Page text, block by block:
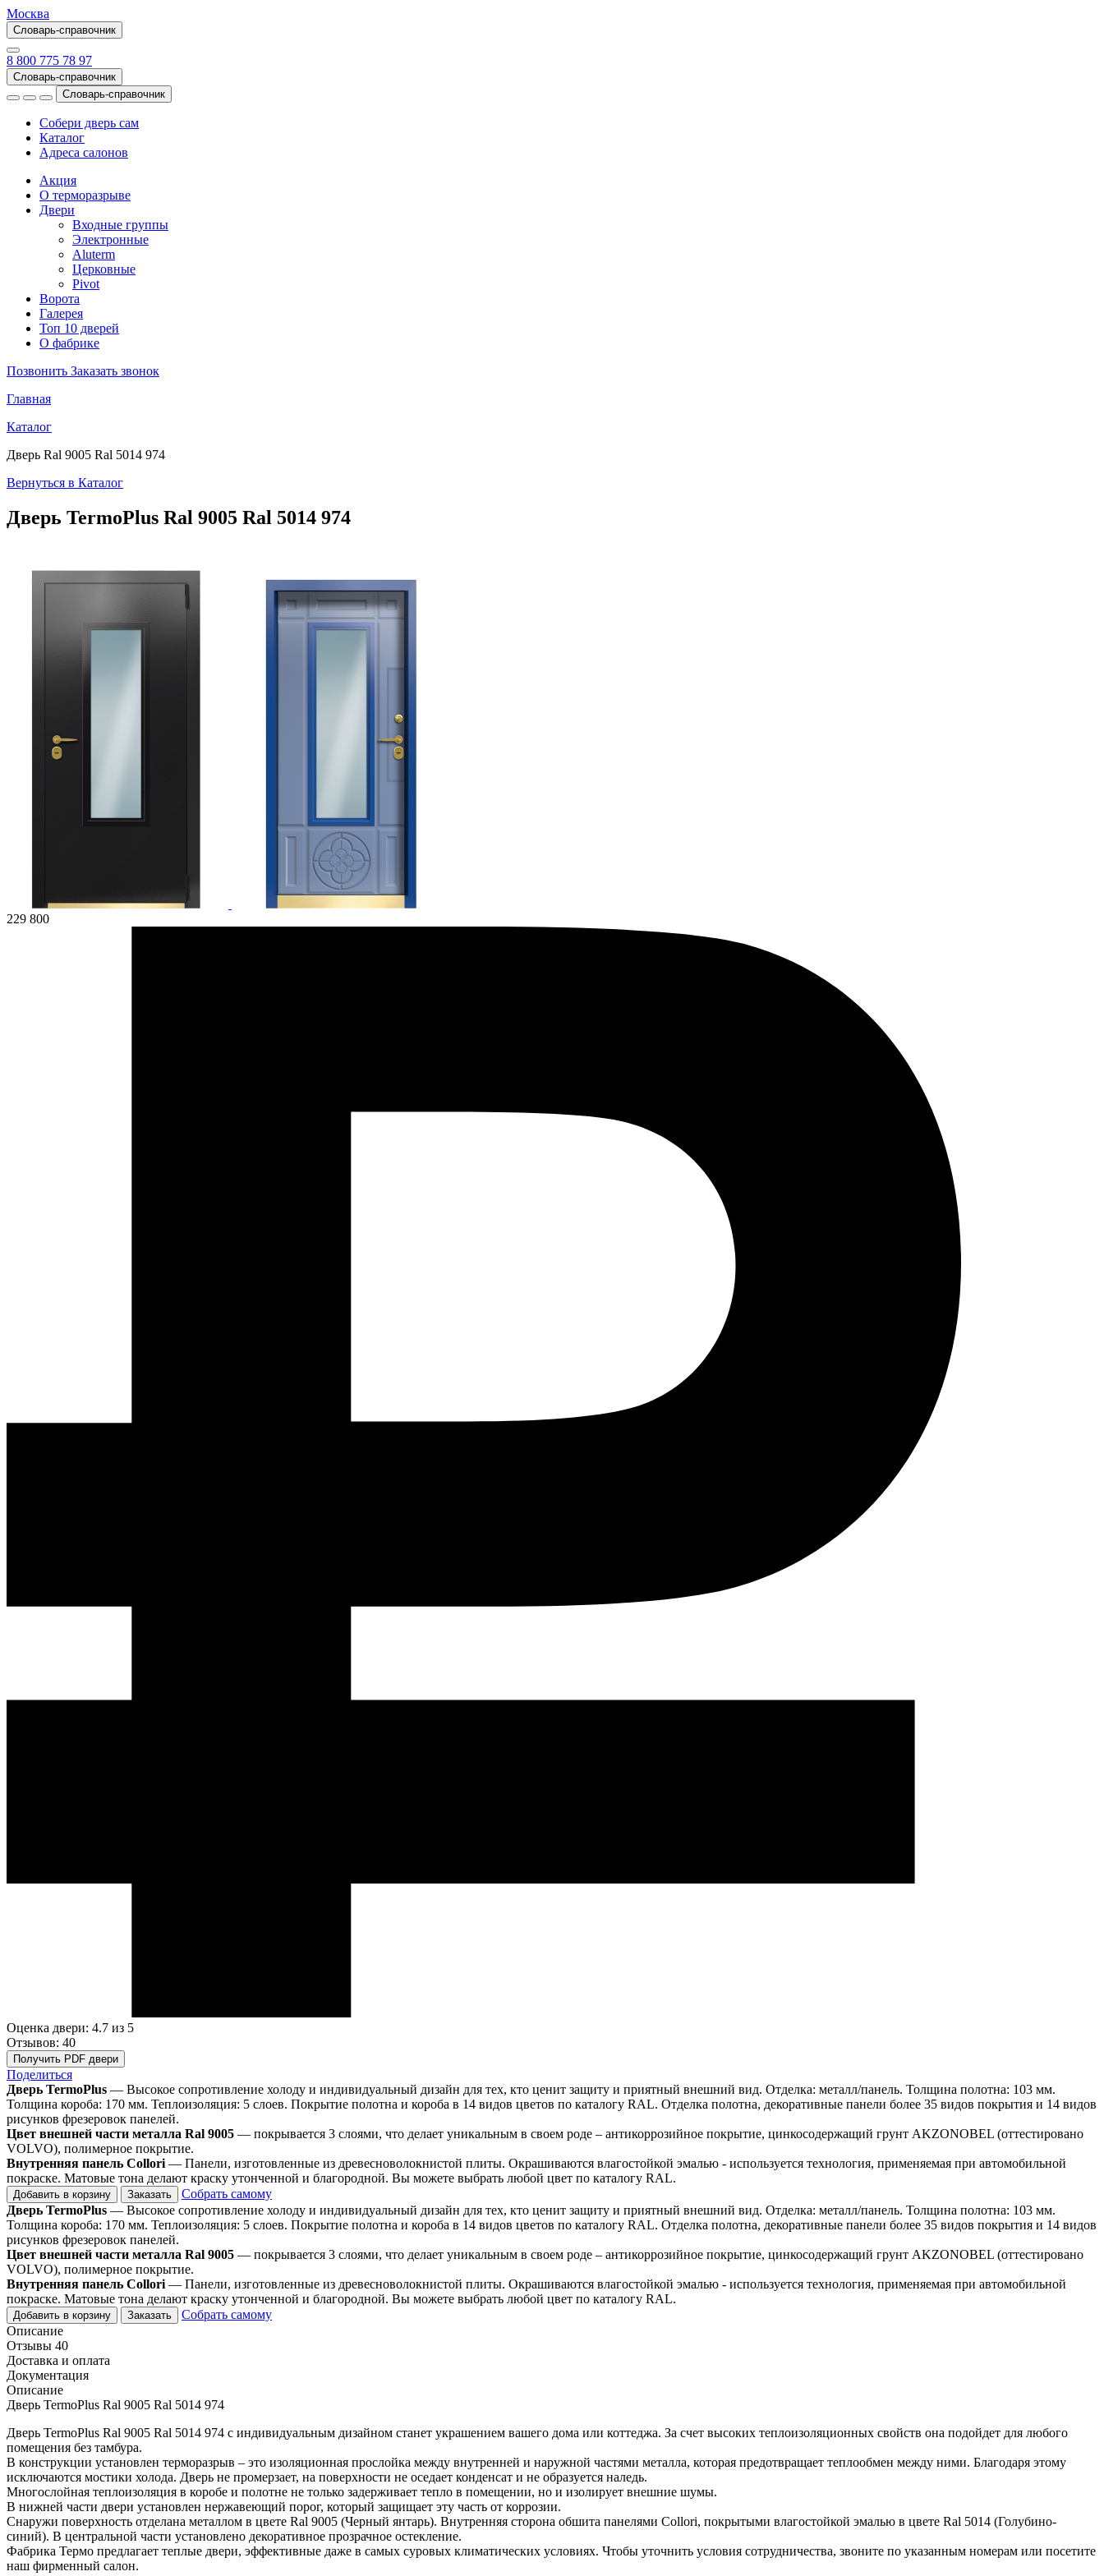
Москва
Словарь-справочник
8 800 775 78 97
Словарь-справочник
Словарь-справочник
Собери дверь сам
Каталог
Адреса салонов
Акция
О терморазрыве
Двери
Входные группы
Электронные
Aluterm
Церковные
Pivot
Ворота
Галерея
Топ 10 дверей
О фабрике
Позвонить Заказать звонок
Главная
Каталог
Дверь Ral 9005 Ral 5014 974
Вернуться в Каталог
Дверь TermoPlus Ral 9005 Ral 5014 974
229 800
Оценка двери: 4.7 из 5
Отзывов: 40
Получить PDF двери
Поделиться
Дверь TermoPlus — Высокое сопротивление холоду и индивидуальный дизайн для тех, кто ценит защиту и приятный внешний вид. Отделка: металл/панель. Толщина полотна: 103 мм.
Толщина короба: 170 мм. Теплоизоляция: 5 слоев. Покрытие полотна и короба в 14 видов цветов по каталогу RAL. Отделка полотна, декоративные панели более 35 видов покрытия и 14 видов
рисунков фрезеровок панелей.
Цвет внешней части металла Ral 9005 — покрывается 3 слоями, что делает уникальным в своем роде – антикоррозийное покрытие, цинкосодержащий грунт AKZONOBEL (оттестировано
VOLVO), полимерное покрытие.
Внутренняя панель Collori — Панели, изготовленные из древесноволокнистой плиты. Окрашиваются влагостойкой эмалью - используется технология, применяемая при автомобильной
покраске. Матовые тона делают краску утонченной и благородной. Вы можете выбрать любой цвет по каталогу RAL.
Добавить в корзину Заказать
Собрать самому
Дверь TermoPlus — Высокое сопротивление холоду и индивидуальный дизайн для тех, кто ценит защиту и приятный внешний вид. Отделка: металл/панель. Толщина полотна: 103 мм.
Толщина короба: 170 мм. Теплоизоляция: 5 слоев. Покрытие полотна и короба в 14 видов цветов по каталогу RAL. Отделка полотна, декоративные панели более 35 видов покрытия и 14 видов
рисунков фрезеровок панелей.
Цвет внешней части металла Ral 9005 — покрывается 3 слоями, что делает уникальным в своем роде – антикоррозийное покрытие, цинкосодержащий грунт AKZONOBEL (оттестировано
VOLVO), полимерное покрытие.
Внутренняя панель Collori — Панели, изготовленные из древесноволокнистой плиты. Окрашиваются влагостойкой эмалью - используется технология, применяемая при автомобильной
покраске. Матовые тона делают краску утонченной и благородной. Вы можете выбрать любой цвет по каталогу RAL.
Добавить в корзину Заказать
Собрать самому
Описание
Отзывы 40
Доставка и оплата
Документация
Описание
Дверь TermoPlus Ral 9005 Ral 5014 974
Дверь TermoPlus Ral 9005 Ral 5014 974 с индивидуальным дизайном станет украшением вашего дома или коттеджа. За счет высоких теплоизоляционных свойств она подойдет для любого
помещения без тамбура.
В конструкции установлен терморазрыв – это изоляционная прослойка между внутренней и наружной частями металла, которая предотвращает теплообмен между ними. Благодаря этому
исключаются мостики холода. Дверь не промерзает, на поверхности не оседает конденсат и не образуется наледь.
Многослойная теплоизоляция в коробе и полотне не только задерживает тепло в помещении, но и изолирует внешние шумы.
В нижней части двери установлен нержавеющий порог, который защищает эту часть от коррозии.
Снаружи поверхность отделана металлом в цвете Ral 9005 (Черный янтарь). Внутренняя сторона обшита панелями Collori, покрытыми влагостойкой эмалью в цвете Ral 5014 (Голубино-
синий). В центральной части установлено декоративное прозрачное остекление.
Фабрика Термо предлагает теплые двери, эффективные даже в самых суровых климатических условиях. Чтобы уточнить условия сотрудничества, звоните по указанным номерам или посетите
наш фирменный салон.